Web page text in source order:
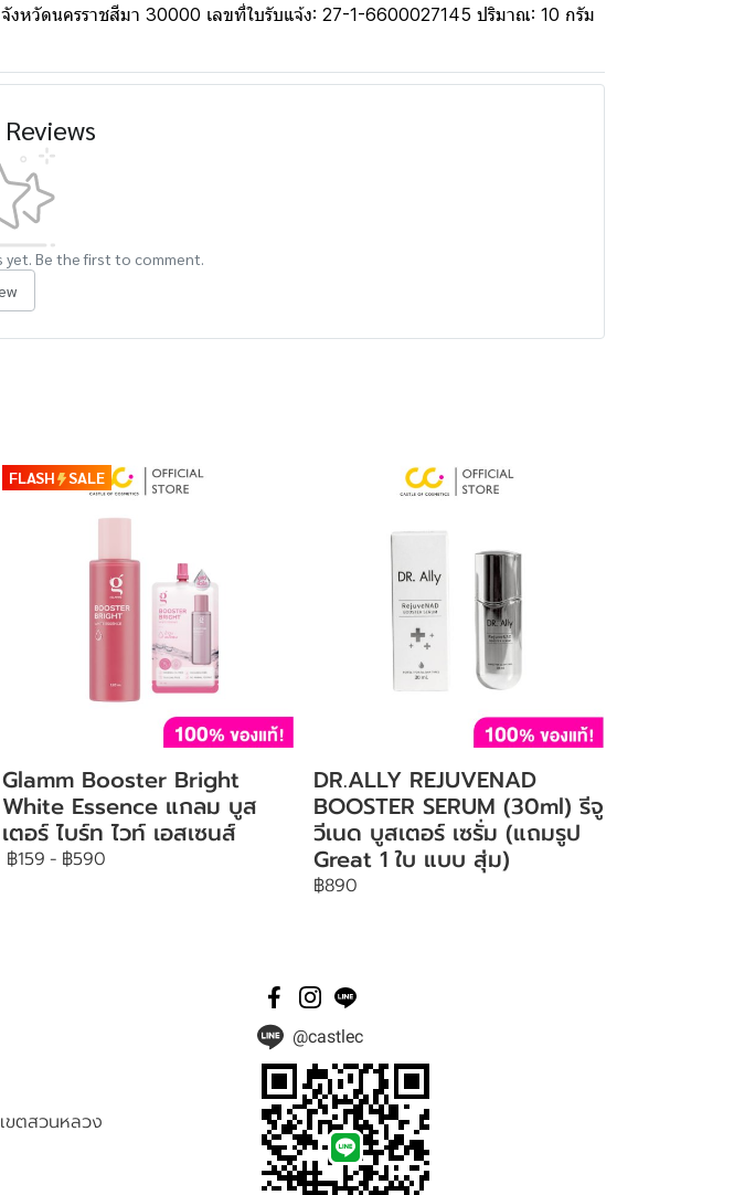
งหวัดนครราชสีมา 30000 เลขที่ใบรับแจ้ง: 27-1-6600027145 ปริมาณ: 10 กรัม
yet. Be the first to comment.
FLASH SALE
Glamm Booster Bright
White Essence แกลม บูส
เตอร์ ไบร์ท ไวท์ เอสเซนส์
฿159 - ฿590
DR.ALLY REJUVENAD
BOOSTER SERUM (30ml) รีจู
วีเนด บูสเตอร์ เซรั่ม (แถมรูป
Great 1 ใบ แบบ สุ่ม)
฿890
ตสวนหลวง
@castlec